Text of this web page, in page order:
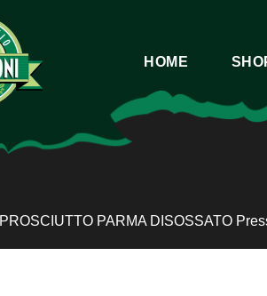
HOME
PROSCIUTTO PARMA DISOSSATO